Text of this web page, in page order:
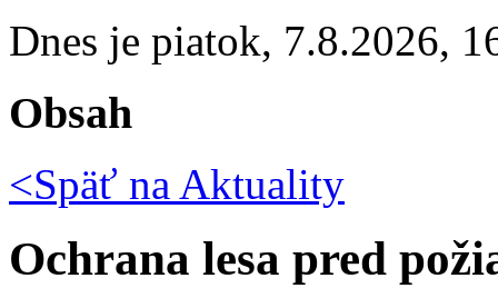
Dnes je piatok, 7.8.2026,
Obsah
<Späť na Aktuality
Ochrana lesa pred